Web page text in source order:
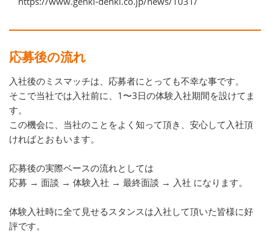
応募後の流れ
入社後のミスマッチは、応募者にとっても不幸な事です。
そこで当社では入社前に、1〜3日の体験入社期間を設けてま
す。
この機会に、当社のことをよく知って頂き、安心して入社頂
ければとおもいます。
応募後の実際ベースの流れとしては
応募 → 面談 → 体験入社 → 最終面談 → 入社 になります。
体験入社時に全て見せるスタンスは入社して頂いた皆様に好
評です。